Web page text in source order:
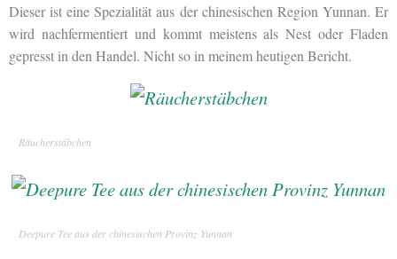
Dieser ist eine Spezialität aus der chinesischen Region Yunnan. Er
wird nachfermentiert und kommt meistens als Nest oder Fladen
gepresst in den Handel. Nicht so in meinem heutigen Bericht.
Räucherstäbchen
Deepure Tee aus der chinesischen Provinz Yunnan